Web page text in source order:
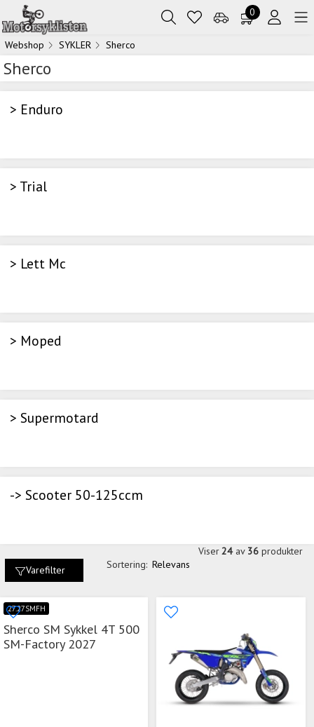
0
Webshop SYKLER Sherco
Sherco
> Enduro
> Trial
> Lett Mc
> Moped
> Supermotard
-> Scooter 50-125ccm
Varefilter Sortering: Relevans
Viser 24 av 36 produkter
27.27SMFH
Sherco SM Sykkel 4T 500
SM-Factory 2027